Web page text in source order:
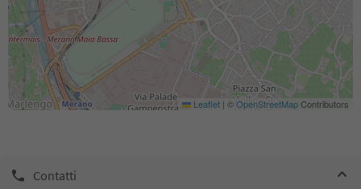
Leaflet | ©OpenStreetMapContributors
Contatti